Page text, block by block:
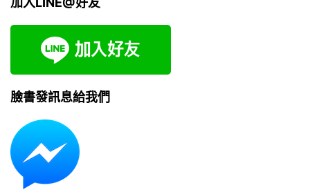
臉書發訊息給我們